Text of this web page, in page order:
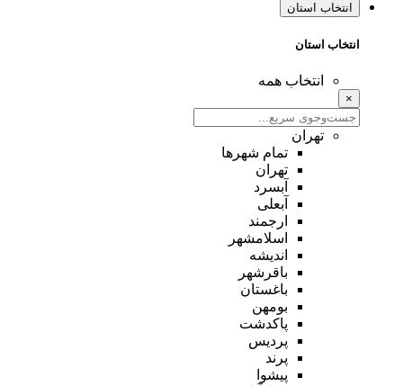
انتخاب استان
انتخاب استان
انتخاب همه
×
تهران
تمام شهر‌ها
تهران
آبسرد
آبعلی
ارجمند
اسلامشهر
اندیشه
باقرشهر
باغستان
بومهن
پاکدشت
پردیس
پرند
پیشوا